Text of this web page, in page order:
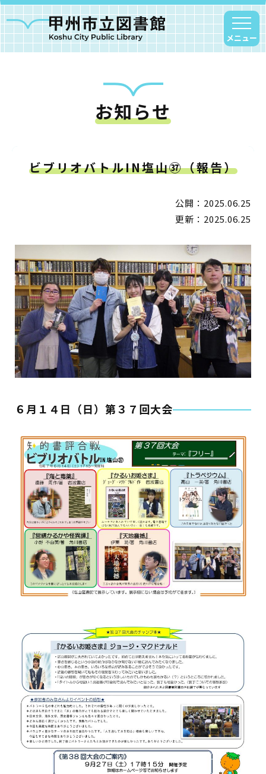
メニュー
お知らせ
ビブリオバトルIN塩山㊲（報告）
公開：2025.06.25
更新：2025.06.25
６月１４日（日）第３７回大会
甲州市図書館について
塩山図書館
読書アニマシオン
お知らせ
イベント
図書館地図PDF
よくあるご質問
マンガ「雨宮敬二郎」
スポンサー企業
リンク集
利用案内
申請書ダウンロード
インターネットサービス
蔵書検索・マイページ
こどもの図書館
としょかん
キャラクター
図書館
としょかん
のおしごと
おはなし会
かい